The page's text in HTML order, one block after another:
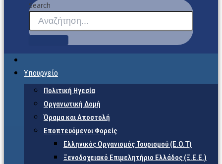
Search
Υπουργείο
Πολιτική Ηγεσία
Οργανωτική Δομή
Όραμα και Αποστολή
Εποπτευόμενοι Φορείς
Eλληνικός Οργανισμός Τουρισμού (Ε.Ο.Τ)
Ξενοδοχειακό Επιμελητήριο Ελλάδος (Ξ.Ε.Ε.)